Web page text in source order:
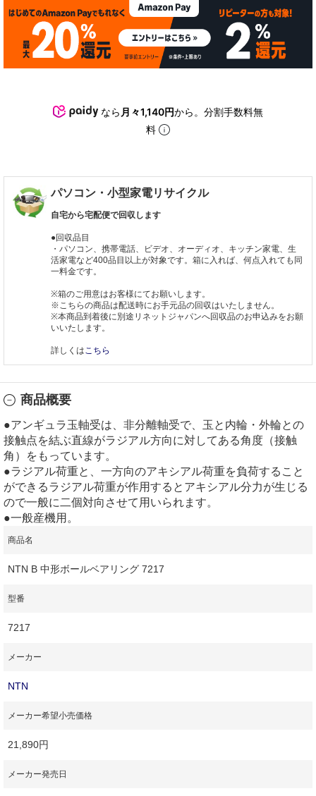
なら 月々1,140円から。分割手数料無
料
パソコン・小型家電リサイクル
自宅から宅配便で回収します
●回収品目
・パソコン、携帯電話、ビデオ、オーディオ、キッチン家電、生
活家電など400品目以上が対象です。箱に入れば、何点入れても同
一料金です。
※箱のご用意はお客様にてお願いします。
※こちらの商品は配送時にお手元品の回収はいたしません。
※本商品到着後に別途リネットジャパンへ回収品のお申込みをお願
いいたします。
詳しくはこちら
商品概要
●アンギュラ玉軸受は、非分離軸受で、玉と内輪・外輪との
接触点を結ぶ直線がラジアル方向に対してある角度（接触
角）をもっています。
●ラジアル荷重と、一方向のアキシアル荷重を負荷すること
ができるラジアル荷重が作用するとアキシアル分力が生じる
ので一般に二個対向させて用いられます。
●一般産機用。
商品名
NTN B 中形ボールベアリング 7217
型番
7217
メーカー
NTN
メーカー希望小売価格
21,890円
メーカー発売日